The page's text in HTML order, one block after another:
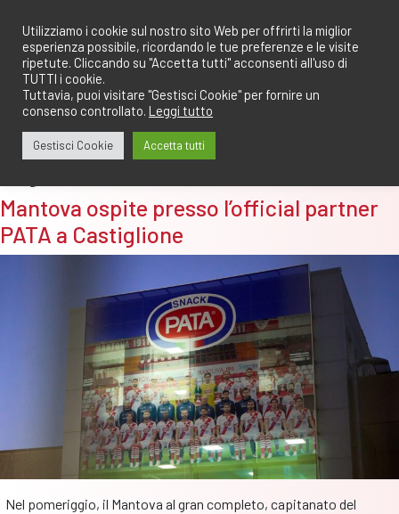
contenuto
Mantova ospite presso l’official partner
PATA a Castiglione
Nel pomeriggio, il Mantova al gran completo, capitanato del
Utilizziamo i cookie sul nostro sito Web per offrirti la miglior
esperienza possibile, ricordando le tue preferenze e le visite
ripetute. Cliccando su "Accetta tutti" acconsenti all'uso di
TUTTI i cookie.
Tuttavia, puoi visitare "Gestisci Cookie" per fornire un
consenso controllato. Leggi tutto
Gestisci Cookie Accetta tutti